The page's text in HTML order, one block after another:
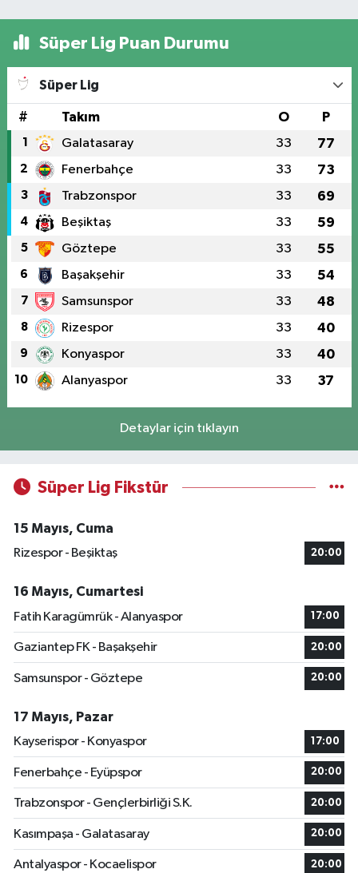
Süper Lig Puan Durumu
Süper Lig
# Takım O P
1 Galatasaray 33 77
2 Fenerbahçe 33 73
3 Trabzonspor 33 69
4 Beşiktaş 33 59
5 Göztepe 33 55
6 Başakşehir 33 54
7 Samsunspor 33 48
8 Rizespor 33 40
9 Konyaspor 33 40
10 Alanyaspor 33 37
Detaylar için tıklayın
Süper Lig Fikstür
15 Mayıs, Cuma
Rizespor - Beşiktaş
20:00
16 Mayıs, Cumartesi
Fatih Karagümrük - Alanyaspor
17:00
Gaziantep FK - Başakşehir 20:00
Samsunspor - Göztepe 20:00
17 Mayıs, Pazar
Kayserispor - Konyaspor
17:00
Fenerbahçe - Eyüpspor 20:00
Trabzonspor - Gençlerbirliği S.K. 20:00
Kasımpaşa - Galatasaray 20:00
Antalyaspor - Kocaelispor 20:00